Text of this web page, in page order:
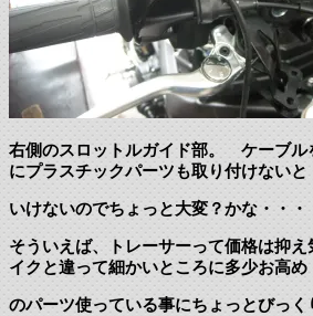
右側のスロットルガイド部。 ケーブル
にプラスチックパーツも取り付けないと
いけないのでちょっと大変？かな・・・
そういえば、トレーサーって価格は抑
イクと違って細かいところに多少お高め
のパーツ使っている事にちょっとびっく